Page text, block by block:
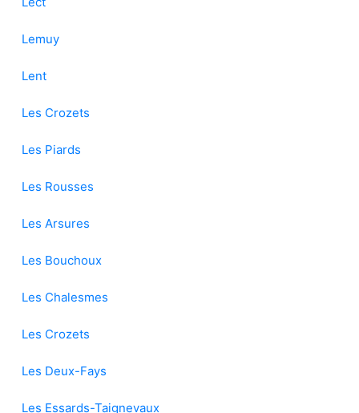
Lemuy
Lent
Les Crozets
Les Piards
Les Rousses
Les Arsures
Les Bouchoux
Les Chalesmes
Les Crozets
Les Deux-Fays
Les Essards-Taignevaux